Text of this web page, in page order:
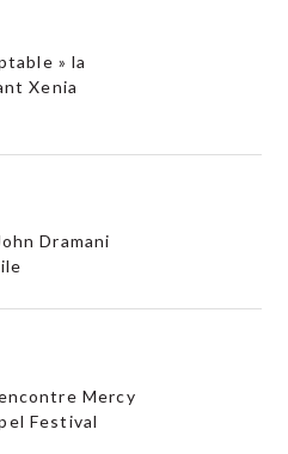
» la
Xenia
Dramani
Mercy
Festival